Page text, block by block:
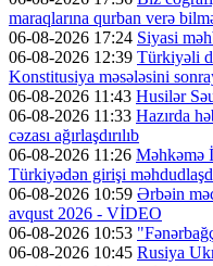
maraqlarına qurban verə
06-08-2026 17:24 Siyasi
06-08-2026 12:39 Türkiyəli
Konstitusiya məsələsini
06-08-2026 11:43 Husilər
06-08-2026 11:33 Hazırda
cəzası ağırlaşdırılıb
06-08-2026 11:26 Məhkəmə
Türkiyədən girişi
06-08-2026 10:59 Ərbəin
avqust 2026 - VİDEO
06-08-2026 10:53
06-08-2026 10:45 Rusiya